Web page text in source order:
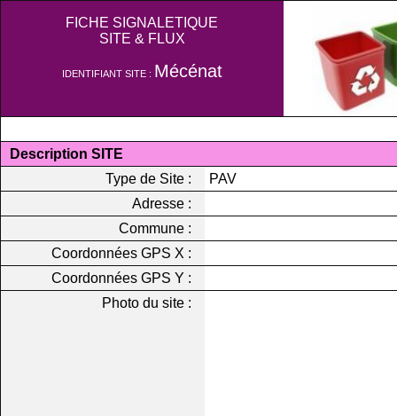
FICHE SIGNALETIQUE
SITE & FLUX
IDENTIFIANT SITE : Mécénat
Description SITE
Type de Site :
PAV
Adresse :
Commune :
Coordonnées GPS X :
Coordonnées GPS Y :
Photo du site :